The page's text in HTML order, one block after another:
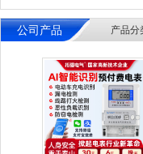
公司产品 产品分